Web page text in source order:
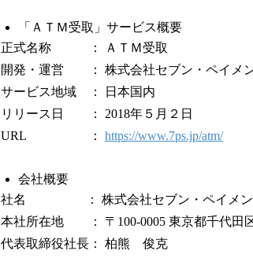
「ＡＴＭ受取」サービス概要
正式名称 ： ＡＴＭ受取
開発・運営 ： 株式会社セブン・ペイメ
サービス地域 ： 日本国内
リリース日 ： 2018年５月２日
URL ： https://www.7ps.jp/atm/
会社概要
社名 ： 株式会社セブン・ペイメン
本社所在地 ： 〒100-0005 東京都千代田
代表取締役社長： 柏熊 俊克